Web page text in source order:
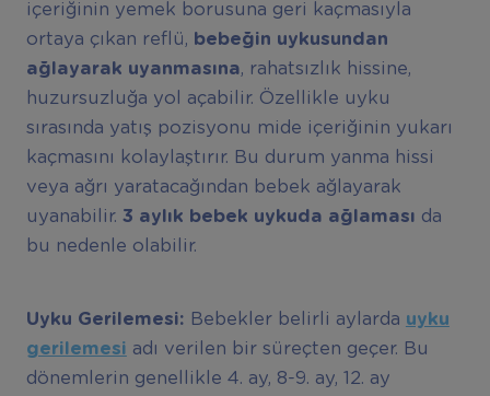
içeriğinin yemek borusuna geri kaçmasıyla
ortaya çıkan reflü, bebeğin uykusundan
ağlayarak uyanmasına, rahatsızlık hissine,
huzursuzluğa yol açabilir. Özellikle uyku
sırasında yatış pozisyonu mide içeriğinin yukarı
kaçmasını kolaylaştırır. Bu durum yanma hissi
veya ağrı yaratacağından bebek ağlayarak
uyanabilir. 3 ayl ık bebek uykuda ağlaması da
bu nedenle olabilir.
Uyku Gerilemesi: Bebekler belirli aylarda uyku
gerilemesi adı verilen bir süreçten geçer. Bu
dönemlerin genellikle 4. ay, 8-9. ay, 12. ay